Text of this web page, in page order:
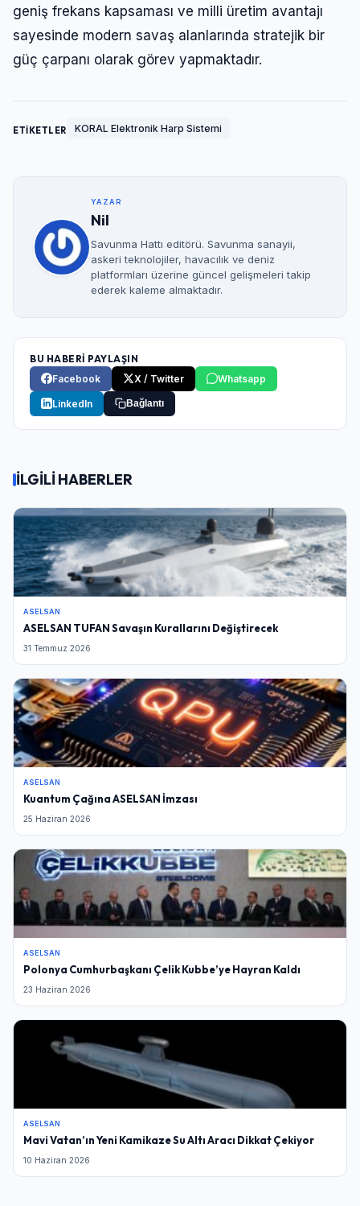
geniş frekans kapsaması ve milli üretim avantajı
sayesinde modern savaş alanlarında stratejik bir
güç çarpanı olarak görev yapmaktadır.
ETİKETLER KORAL Elektronik Harp Sistemi
YAZAR
Nil
Savunma Hattı editörü. Savunma sanayii,
askeri teknolojiler, havacılık ve deniz
platformları üzerine güncel gelişmeleri takip
ederek kaleme almaktadır.
BU HABERİ PAYLAŞIN
Facebook
X / Twitter Whatsapp
LinkedIn Bağlantı
İLGİLİ HABERLER
ASELSAN
ASELSAN TUFAN Savaşın Kurallarını Değiştirecek
31 Temmuz 2026
ASELSAN
Kuantum Çağına ASELSAN İmzası
25 Haziran 2026
ASELSAN
Polonya Cumhurbaşkanı Çelik Kubbe’ye Hayran Kaldı
23 Haziran 2026
ASELSAN
Mavi Vatan’ın Yeni Kamikaze Su Altı Aracı Dikkat Çekiyor
10 Haziran 2026